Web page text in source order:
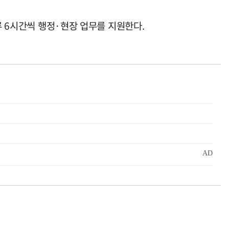
시간씩 행정·현장 업무를 지원한다.